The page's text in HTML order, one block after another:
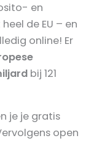
en
de EU – en
online! Er
bij 121
je je gratis
open